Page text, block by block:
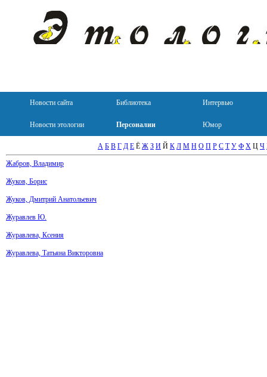
Новости сайта Библиотека Интервью
Новости этологии Персоналии Юмор
А Б В Г Д Е Ё Ж З И Й К Л М Н О П Р С Т У Ф Х Ц Ч
Жабров, Владимир
Жуков, Борис
Жуков, Дмитрий Анатольевич
Журавлев Ю.
Журавлева, Ксения
Журавлева, Татьяна Викторовна